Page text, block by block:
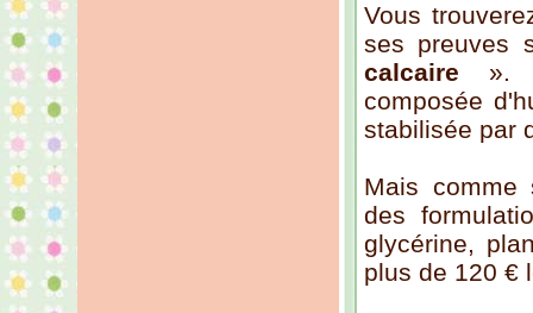
Vous
ses preuves
calcaire ».
composée
stabilisée par
Mais comme
des
glycérine,
plus de 120 €